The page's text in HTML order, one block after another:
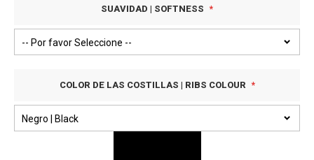
SUAVIDAD | SOFTNESS
COLOR DE LAS COSTILLAS | RIBS COLOUR